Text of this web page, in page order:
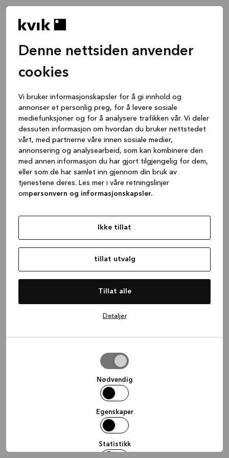
Denne nettsiden anvender
cookies
Vi bruker informasjonskapsler for å gi innhold og
annonser et personlig preg, for å levere sosiale
mediefunksjoner og for å analysere trafikken vår. Vi deler
dessuten informasjon om hvordan du bruker nettstedet
vårt, med partnerne våre innen sosiale medier,
annonsering og analysearbeid, som kan kombinere den
med annen informasjon du har gjort tilgjengelig for dem,
eller som de har samlet inn gjennom din bruk av
tjenestene deres. Les mer i våre retningslinjer
ompersonvern og informasjonskapsler.
Ikke tillat
tillat utvalg
Tillat alle
Detaljer
Nødvendig
Egenskaper
Statistikk
(see the browser console for more
information).